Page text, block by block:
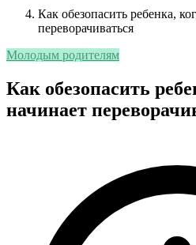
Как обезопасить ребенка,
переворачиваться
Молодым родителям
Как обезопасить
начинает